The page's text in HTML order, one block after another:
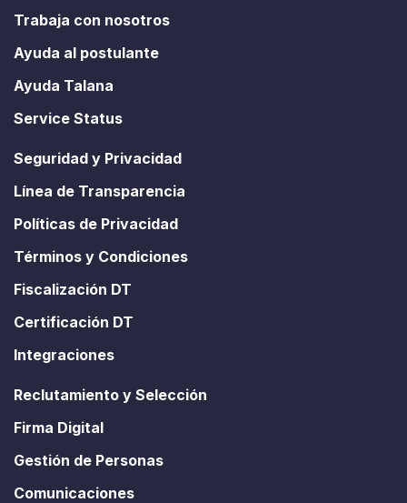
Trabaja con nosotros
Ayuda al postulante
Ayuda Talana
Service Status
Seguridad y Privacidad
Línea de Transparencia
Políticas de Privacidad
Términos y Condiciones
Fiscalización DT
Certificación DT
Integraciones
Reclutamiento y Selección
Firma Digital
Gestión de Personas
Comunicaciones